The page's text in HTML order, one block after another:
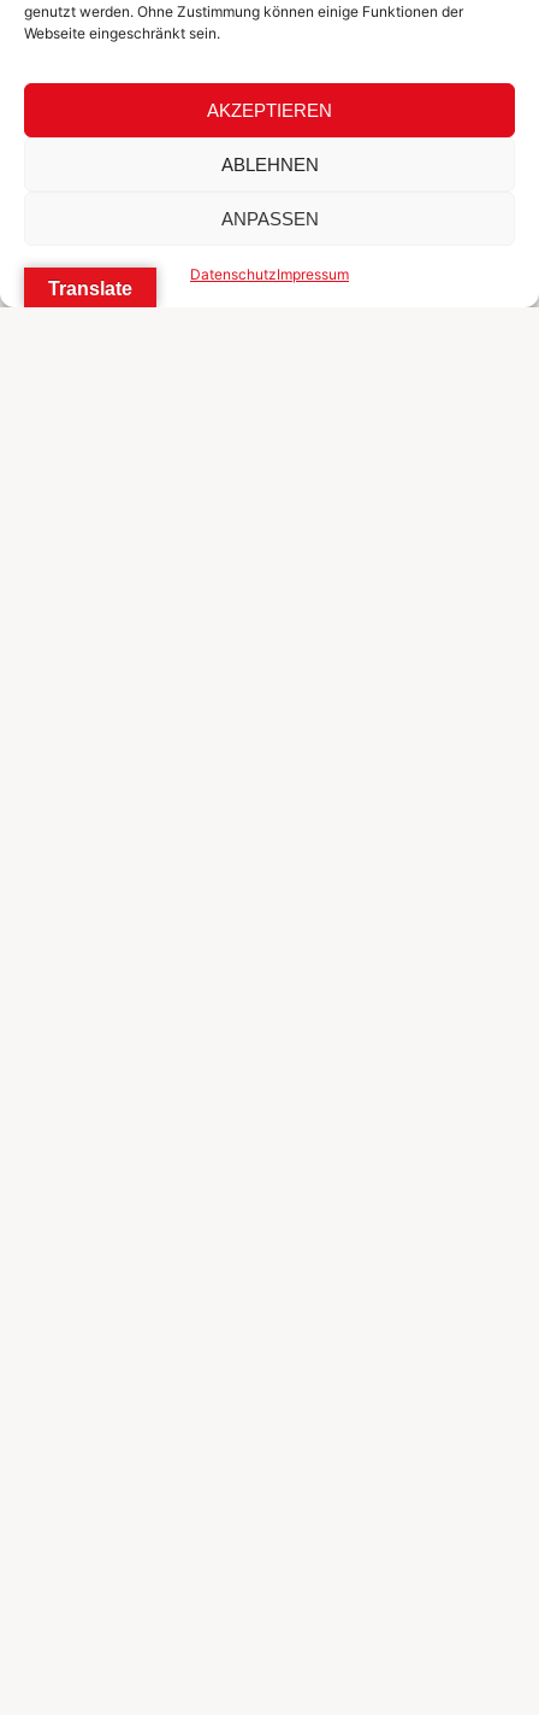
genutzt werden. Ohne Zustimmung können einige Funktionen der
Webseite eingeschränkt sein.
AKZEPTIEREN
ABLEHNEN
ANPASSEN
DatenschutzImpressum
Translate